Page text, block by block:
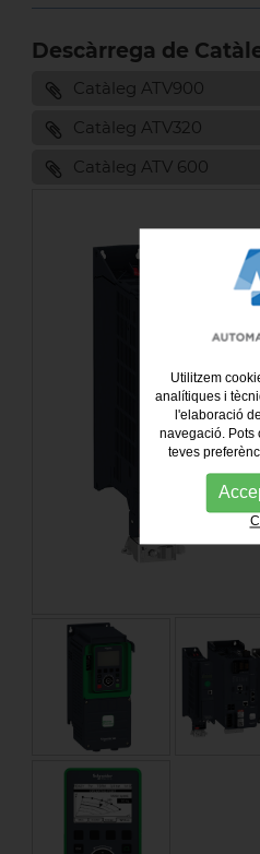
Descàrrega de
Catàleg ATV900
Catàleg ATV320
Catàleg ATV 600
Utilitzem
analítiques i
l'elaboració
navegació. Pots
teves